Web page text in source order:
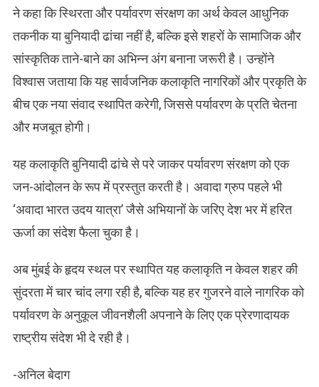
ने कहा कि स्थिरता और पर्यावरण संरक्षण का अर्थ केवल आधुनिक
तकनीक या बुनियादी ढांचा नहीं है, बल्कि इसे शहरों के सामाजिक और
सांस्कृतिक ताने-बाने का अभिन्न अंग बनाना जरूरी है। उन्होंने
विश्वास जताया कि यह सार्वजनिक कलाकृति नागरिकों और प्रकृति के
बीच एक नया संवाद स्थापित करेगी, जिससे पर्यावरण के प्रति चेतना
और मजबूत होगी।
यह कलाकृति बुनियादी ढांचे से परे जाकर पर्यावरण संरक्षण को एक
जन-आंदोलन के रूप में प्रस्तुत करती है। अवादा ग्रुप पहले भी
‘अवादा भारत उदय यात्रा’ जैसे अभियानों के जरिए देश भर में हरित
ऊर्जा का संदेश फैला चुका है।
अब मुंबई के हृदय स्थल पर स्थापित यह कलाकृति न केवल शहर की
सुंदरता में चार चांद लगा रही है, बल्कि यह हर गुजरने वाले नागरिक को
पर्यावरण के अनुकूल जीवनशैली अपनाने के लिए एक प्रेरणादायक
राष्ट्रीय संदेश भी दे रही है।
-अनिल बेदाग